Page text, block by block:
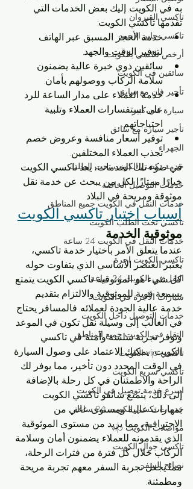
تاكسي القيروان
تاكسي جابر الأحمد
أرخص تاكسي بالكويت
سائقين في الكويت
تأجير فان مع سايق
سيارة فان كبير
تأجير سيارة مع سائق
الجهراء
خدمة تكسي الكويت تحت الطلب
خدمات التوصيل الخاصة
خدمات النقل في الكويت جميع المناطق
تاكسي تحت الطلب الكويت
خدمات النقل في الكويت 24 ساعة
تاكسي الكويت اجرة
النقل في الكويت 24 ساعة
سيارات الأجرة في الكويت
خدمات التوصيل داخل الكويت
النقل في الكويت جميع المناطق
تاكسي vip الكويت
تاكسي سريع الكويت
اسرع خدمة توصيل في الكويت
خدمات تكسي الكويت 24 ساعة
مواصلات الكويت vip
تاكسي جوال الكويت
نصائح السفر
به في الكويت. إليك بعض الخدمات التي
تقدمها تاكسي الكويت:
خدمة الحجز المسبق عبر الهاتف
لتوفير الوقت والجهد.
سائقين ذوي خبرة عالية يضمنون
سلامة الركاب ووصولهم بأمان.
خدمة العملاء على مدار الساعة للرد
على استفسارات العملاء وتلبية
احتياجاتهم.
توفير أسعار منافسة وعروض خصم
تجذب العملاء المختلفين.
في ضوء تلك الخدمات، يعد تاكسي الكويت
خيارًا ممتازًا لكل من يبحث عن خدمة نقل
موثوقة ومريحة في البلاد.
أسباب اختيار تاكسي الكويت
موثوقية الخدمة
عندما يتعلق الأمر باختيار خدمة تاكسي،
يعتبر العنصر الأساسي الذي يتفاوت حوله
كل شيء هو الموثوقية. تاكسي الكويت يتمتع
بسمعة قوية للموثوقية والالتزام بتقديم
خدمة عالية الجودة لعملائه. فالمسافر يحتاج
في الغالب إلى وسيلة نقل تكون في الموعد
وتوفر تجربة سلسة وآمنة. في تاكسي
الكويت، يمكنك الاعتماد على وصول السيارة
في الوقت المحدد دون تأخير، مما يوفر لك
الراحة والاطمئنان في كل رحلة. بالإضافة
إلى ذلك، يتمتع سائقو تاكسي الكويت
بمهارات عالية ومستوى عالي من
الاحترافية، مما يزيد من مستوى الموثوقية
الذي يقدمونه للعملاء. يضمنون أمان وسلامة
الركاب خلال كل فترة من فترات الرحلة،
مما يجعل تجربة السفر معهم تجربة مريحة
ومطمئنة.